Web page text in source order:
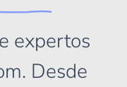
expertos
Desde